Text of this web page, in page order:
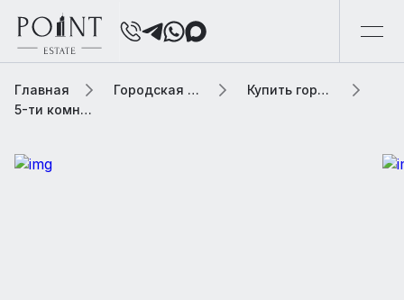
Главная Городская элитная недвижимость
Купить городскую недвижимость
5-ти комнатная квартира, 225.15 м² В жилом комплексе «Большая Никитская 45»